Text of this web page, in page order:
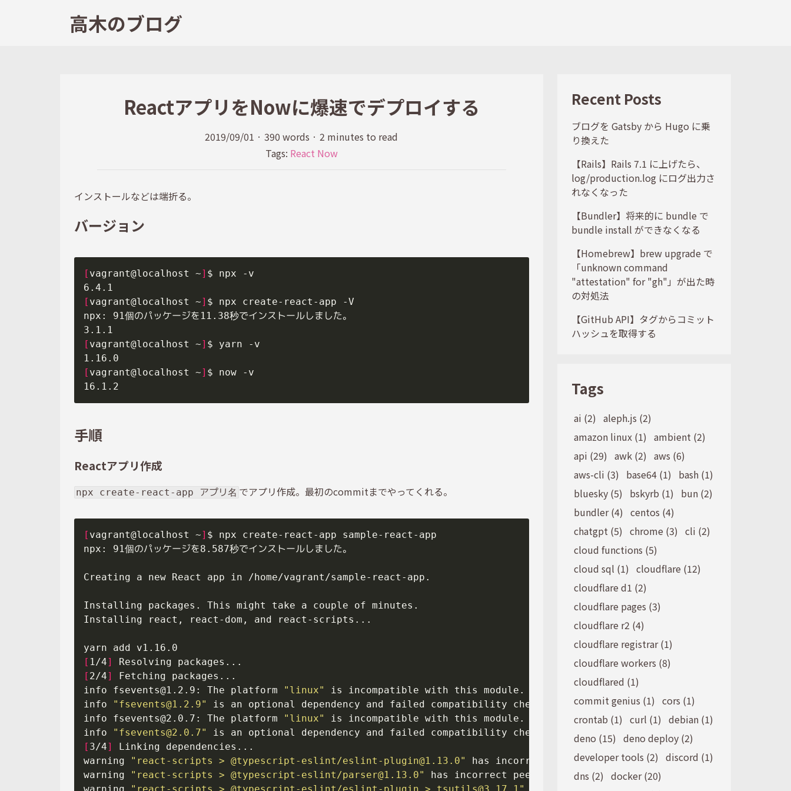
高木のブログ
ReactアプリをNowに爆速でデプロイする
2019/09/01 · 390 words · 2 minutes to read
Tags: React Now
インストールなどは端折る。
バージョン
[ vagrant@localhost ~]
[ vagrant@localhost ~]
[ vagrant@localhost ~]
[ vagrant@localhost ~]
手順
Reactアプリ作成
npx create-react-app アプリ名 でアプリ作成。最初のcommitまでやってくれる。
[ vagrant@localhost ~]
[ 1/4]
[ 2/4]
info fsevents@1.2.9 : The platform "linux"
info
" fsevents@1.2.9"
info fsevents@2.0.7 : The platform "linux"
info
" fsevents@2.0.7"
[ 3/4]
warning
"react-scripts > @typescript-eslint/eslint-plugin@1.13.0" has incorrect peer dependency "eslint@^5.0.0"
warning
"react-scripts > @typescript-eslint/parser@1.13.0" has incorrect peer dependency "eslint@^5.0.0"
Recent Posts
ブログを Gatsby から Hugo に乗
り換えた
【Rails】Rails 7.1 に上げたら、
log/production.log にログ出力さ
れなくなった
【Bundler】将来的に bundle で
bundle install ができなくなる
【Homebrew】brew upgrade で
「unknown command
"attestation" for "gh"」が出た時
の対処法
【GitHub API】タグからコミット
ハッシュを取得する
Tags
ai (2) aleph.js (2)
amazon linux (1) ambient (2)
api (29) awk (2) aws (6)
aws-cli (3)
base64 (1)
bash (1)
bluesky (5)
bskyrb (1)
bun (2)
bundler (4) centos (4)
chatgpt (5) chrome (3) cli (2)
cloud functions (5)
cloud sql (1) cloudflare (12)
cloudflare d1 (2)
cloudflare pages (3)
cloudflare r2 (4)
cloudflare registrar (1)
cloudflare workers (8)
cloudflared (1)
commit genius (1) cors (1)
crontab (1) curl (1) debian (1)
deno (15) deno deploy (2)
developer tools (2) discord (1)
dns (2) docker (20)